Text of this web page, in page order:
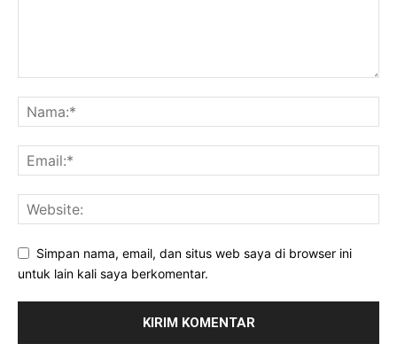
Simpan nama, email, dan situs web saya di browser ini
untuk lain kali saya berkomentar.